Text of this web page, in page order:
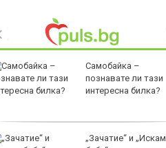
Самобайка –
познавате ли тази
интересна билка?
„Зачатие“ и „Искам